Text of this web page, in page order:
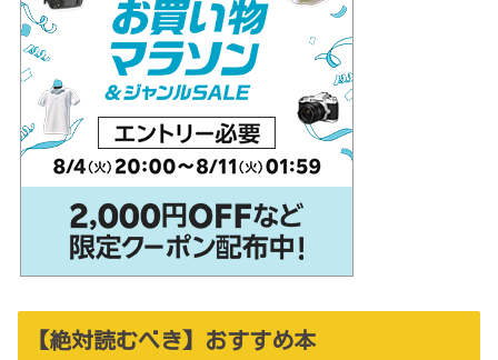
【絶対読むべき】おすすめ本